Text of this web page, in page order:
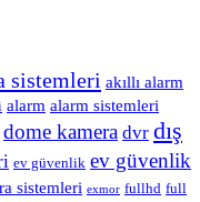
sistemleri akıllı alarm
alarm alarm sistemleri
dome kamera dvr dış
ev güvenlik ev güvenlik
sistemleri exmor fullhd full